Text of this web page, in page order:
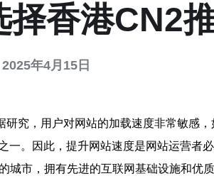
香港CN2
2025年4月15日
究，用户对网站的加载速度非常敏感
。因此，提升网站速度是网站运营者必
市，拥有先进的互联网基础设施和优